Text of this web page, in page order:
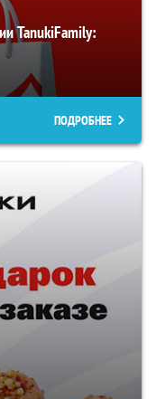
TanukiFamily:
ПОДРОБНЕЕ